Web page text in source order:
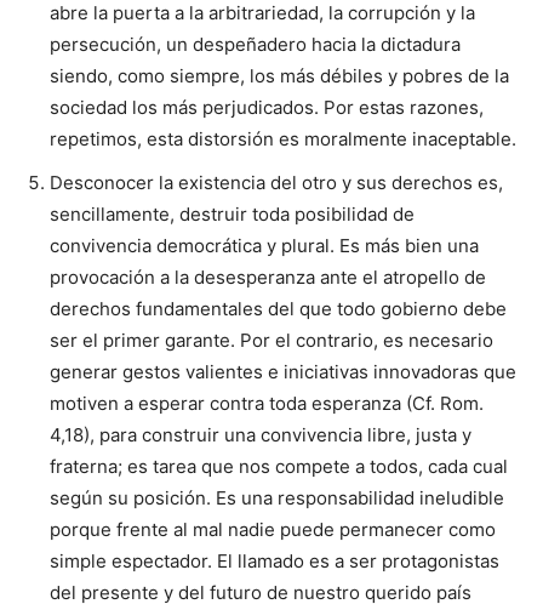
abre la puerta a la arbitrariedad, la corrupción y la
persecución, un despeñadero hacia la dictadura
siendo, como siempre, los más débiles y pobres de la
sociedad los más perjudicados. Por estas razones,
repetimos, esta distorsión es moralmente inaceptable.
Desconocer la existencia del otro y sus derechos es,
sencillamente, destruir toda posibilidad de
convivencia democrática y plural. Es más bien una
provocación a la desesperanza ante el atropello de
derechos fundamentales del que todo gobierno debe
ser el primer garante. Por el contrario, es necesario
generar gestos valientes e iniciativas innovadoras que
motiven a esperar contra toda esperanza (Cf. Rom.
4,18), para construir una convivencia libre, justa y
fraterna; es tarea que nos compete a todos, cada cual
según su posición. Es una responsabilidad ineludible
porque frente al mal nadie puede permanecer como
simple espectador. El llamado es a ser protagonistas
del presente y del futuro de nuestro querido país